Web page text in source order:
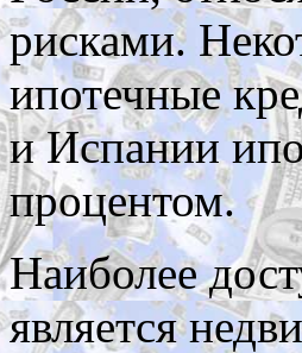
рисками.
ипотечные
и Испании
процентом.
Наиболее
является